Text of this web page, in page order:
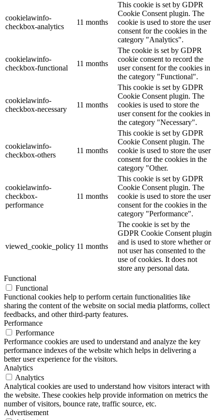
cookielawinfo-
checkbox-analytics
11 months
This cookie is set by GDPR
Cookie Consent plugin. The
cookie is used to store the user
consent for the cookies in the
category "Analytics".
cookielawinfo-
checkbox-functional
11 months
The cookie is set by GDPR
cookie consent to record the
user consent for the cookies in
the category "Functional".
cookielawinfo-
checkbox-necessary
11 months
This cookie is set by GDPR
Cookie Consent plugin. The
cookies is used to store the
user consent for the cookies in
the category "Necessary".
cookielawinfo-
checkbox-others
11 months
This cookie is set by GDPR
Cookie Consent plugin. The
cookie is used to store the user
consent for the cookies in the
category "Other.
cookielawinfo-
checkbox-
performance
11 months
This cookie is set by GDPR
Cookie Consent plugin. The
cookie is used to store the user
consent for the cookies in the
category "Performance".
viewed_cookie_policy 11 months
The cookie is set by the
GDPR Cookie Consent plugin
and is used to store whether or
not user has consented to the
use of cookies. It does not
store any personal data.
Functional
Functional
Functional cookies help to perform certain functionalities like
sharing the content of the website on social media platforms, collect
feedbacks, and other third-party features.
Performance
Performance
Performance cookies are used to understand and analyze the key
performance indexes of the website which helps in delivering a
better user experience for the visitors.
Analytics
Analytics
Analytical cookies are used to understand how visitors interact with
the website. These cookies help provide information on metrics the
number of visitors, bounce rate, traffic source, etc.
Advertisement